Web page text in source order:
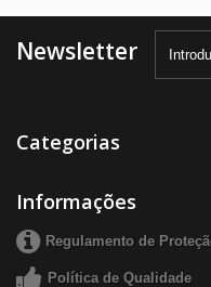
Newsletter
Categorias
Informações
Regulamento de
Política de Qualidade